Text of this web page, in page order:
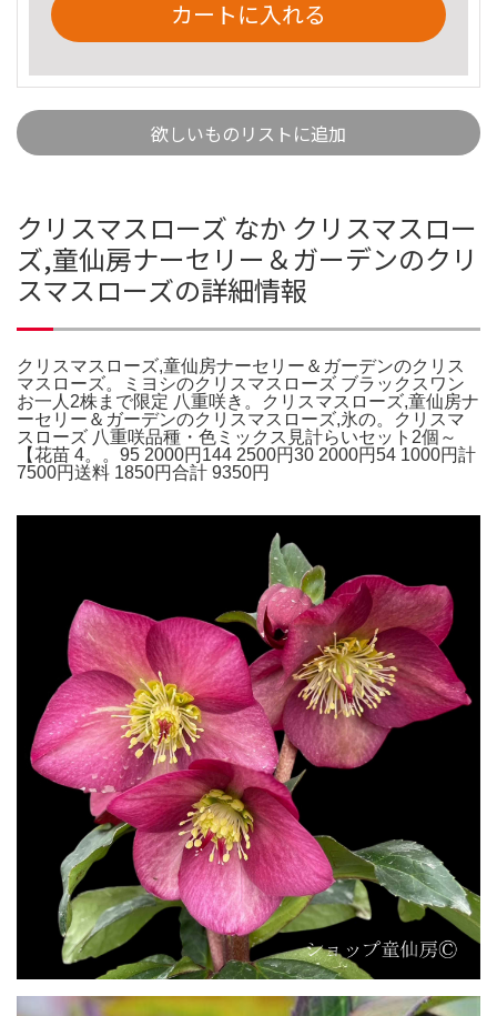
カートに入れる
欲しいものリストに追加
クリスマスローズ なか クリスマスロー
ズ,童仙房ナーセリー＆ガーデンのクリ
スマスローズの詳細情報
クリスマスローズ,童仙房ナーセリー＆ガーデンのクリス
マスローズ。ミヨシのクリスマスローズ ブラックスワン
お一人2株まで限定 八重咲き。クリスマスローズ,童仙房ナ
ーセリー＆ガーデンのクリスマスローズ,氷の。クリスマ
スローズ 八重咲品種・色ミックス見計らいセット2個～
【花苗 4。。95 2000円144 2500円30 2000円54 1000円計
7500円送料 1850円合計 9350円